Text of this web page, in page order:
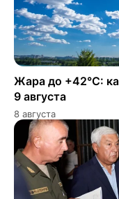
Жара до +42°C:
9 августа
8 августа